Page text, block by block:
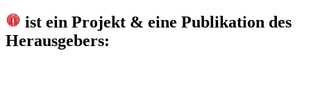
ist ein Projekt & eine Publikation des
Herausgebers: